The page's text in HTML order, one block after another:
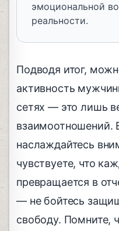
эмоциональной
реальности.
Подводя итог,
активность
сетях — это лишь
взаимоотношений.
наслаждайтесь
чувствуете, что
превращается в
— не бойтесь
свободу. Помните,